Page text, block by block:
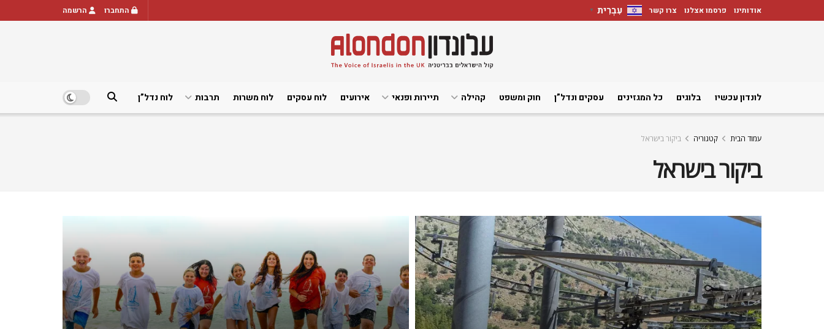
אודותינו פרסמו אצלנו צרו קשר עִבְרִית ▼ התחברו הרשמה
לונדון עכשיו בלוגים כל המגזינים עסקים ונדל”ן חוק ומשפט קהילה תיירות ופנאי אירועים לוח עסקים לוח משרות תרבות לוח נדל”ן
עמוד הבית קטגוריה ביקור בישראל
ביקור בישראל